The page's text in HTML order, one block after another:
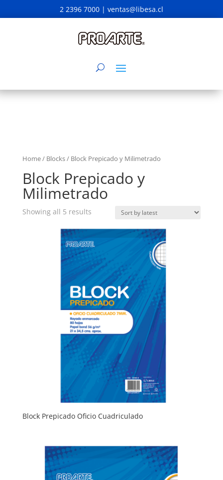
2 2396 7000 | ventas@libesa.cl
Home/ Blocks/ Block Prepicado y Milimetrado
Block Prepicado y
Milimetrado
Showing all 5 results
Block Prepicado Oficio Cuadriculado